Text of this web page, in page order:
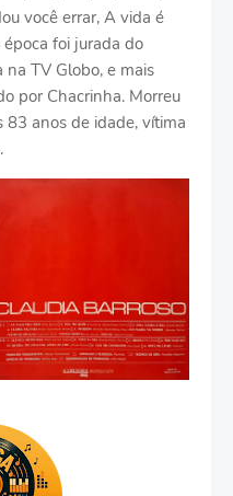
você errar, A vida é
foi jurada do
na TV Globo, e mais
por Chacrinha. Morreu
anos de idade, vítima